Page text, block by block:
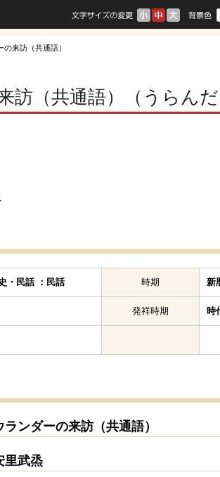
の来訪（共通語）
訪（共通語）（うらんだ
・民話 ：民話 時期 新
発祥時期 時
ランダーの来訪（共通語）
里武烝